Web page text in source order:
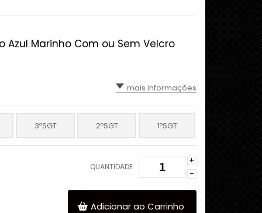
Marinho Com ou Sem Velcro
mais informações
3ºSGT 2ºSGT 1ºSGT
QUANTIDADE
+
-
Adicionar ao Carrinho